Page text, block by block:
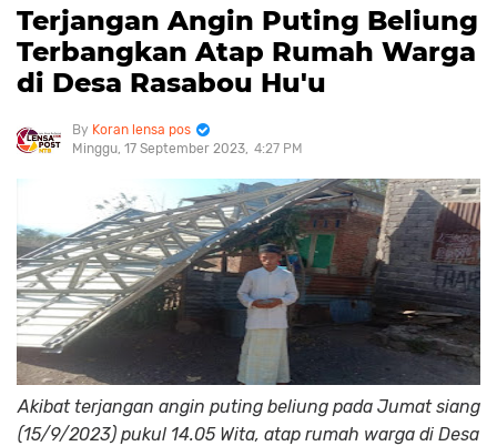
Terjangan Angin Puting Beliung
Terbangkan Atap Rumah Warga
di Desa Rasabou Hu'u
Koran lensa pos
Minggu, 17 September 2023 4:27 PM
Akibat terjangan angin puting beliung pada Jumat siang
(15/9/2023) pukul 14.05 Wita, atap rumah warga di Desa